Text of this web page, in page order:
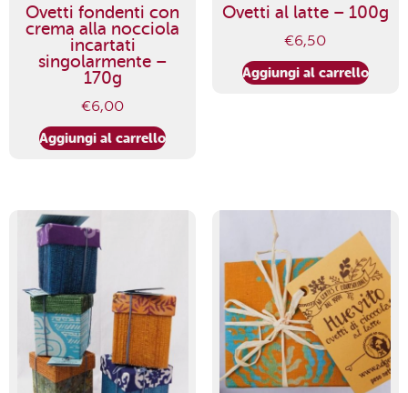
Ovetti fondenti con
crema alla nocciola
incartati
singolarmente –
170g
€6,00
Aggiungi al carrello
Ovetti al latte – 100g
€6,50
Aggiungi al carrello